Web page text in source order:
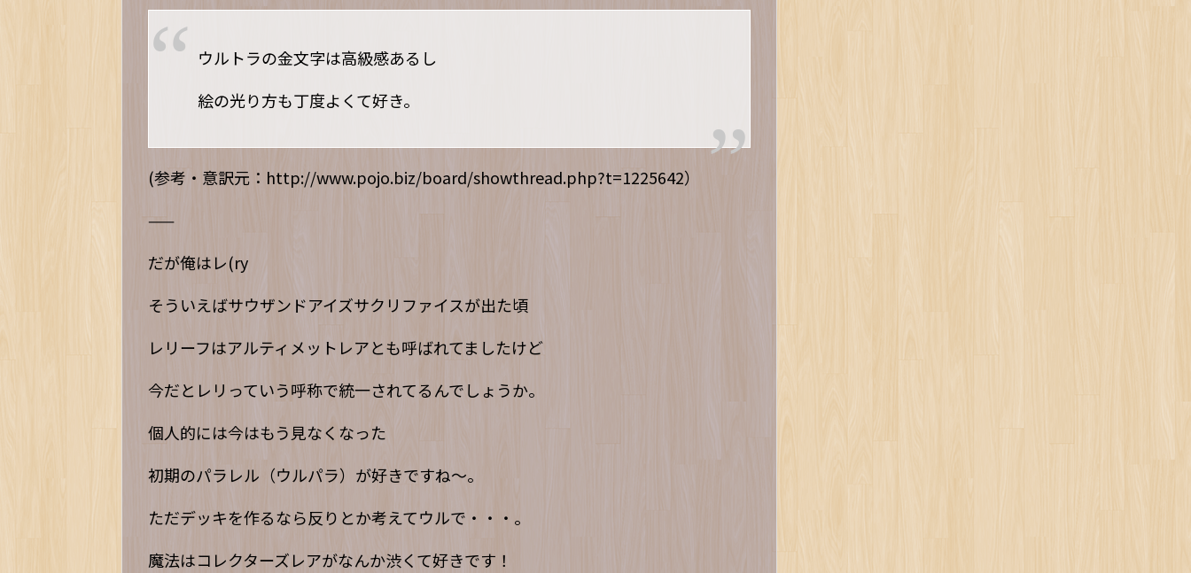
ウルトラの金文字は高級感あるし
絵の光り方も丁度よくて好き。
(参考・意訳元：http://www.pojo.biz/board/showthread.php?t=1225642）
——
だが俺はレ(ry
そういえばサウザンドアイズサクリファイスが出た頃
レリーフはアルティメットレアとも呼ばれてましたけど
今だとレリっていう呼称で統一されてるんでしょうか。
個人的には今はもう見なくなった
初期のパラレル（ウルパラ）が好きですね〜。
ただデッキを作るなら反りとか考えてウルで・・・。
魔法はコレクターズレアがなんか渋くて好きです！